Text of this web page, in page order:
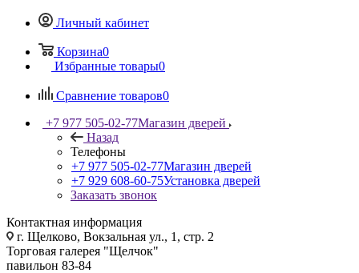
Личный кабинет
Корзина0
Избранные товары0
Сравнение товаров0
+7 977 505-02-77Магазин дверей
Назад
Телефоны
+7 977 505-02-77Магазин дверей
+7 929 608-60-75Установка дверей
Заказать звонок
Контактная информация
г. Щелково, Вокзальная ул., 1, стр. 2
Торговая галерея "Щелчок"
павильон 83-84